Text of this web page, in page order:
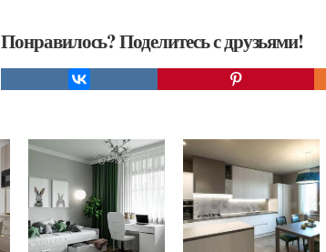
Понравилось? Поделитесь с друзьями!